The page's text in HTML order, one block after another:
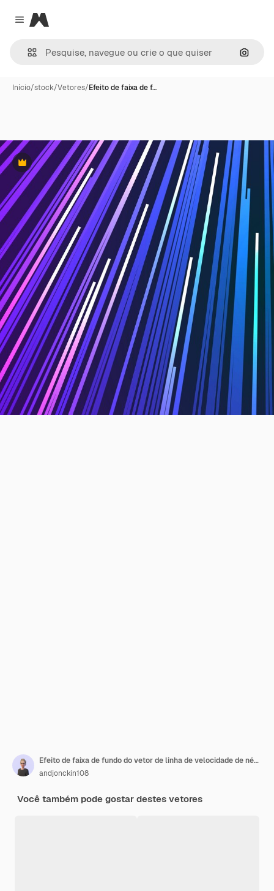
Close menu
Magnific
Início/stock/Vetores/Efeito de faixa de f…
Premium
Efeito de faixa de fundo do vetor de linha de velocidade de néon
andjonckin108
Você também pode gostar destes vetores